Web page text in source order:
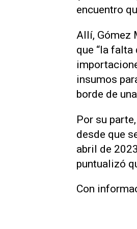
encuentro
Allí, Gómez
que “la
insumos
borde de
Por su
desde que
abril de
puntualizó
Con